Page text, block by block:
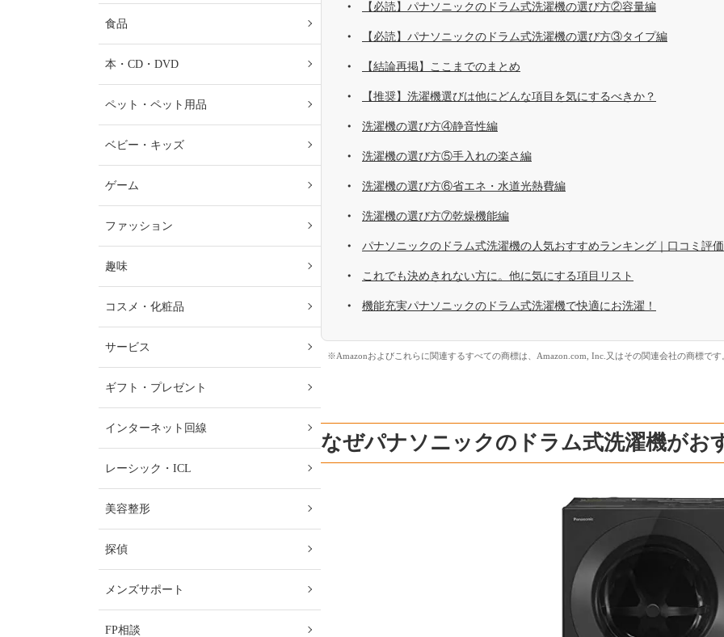
【必読】パナソニックのドラム式洗濯機の選び方②容量編
【必読】パナソニックのドラム式洗濯機の選び方③タイプ編
【結論再掲】ここまでのまとめ
【推奨】洗濯機選びは他にどんな項目を気にするべきか？
洗濯機の選び方④静音性編
洗濯機の選び方⑤手入れの楽さ編
洗濯機の選び方⑥省エネ・水道光熱費編
洗濯機の選び方⑦乾燥機能編
パナソニックのドラム式洗濯機の人気おすすめランキング｜口コミ評価
これでも決めきれない方に。他に気にする項目リスト
機能充実パナソニックのドラム式洗濯機で快適にお洗濯！
※Amazonおよびこれらに関連するすべての商標は、Amazon.com, Inc.又はその関連会社の商標です
なぜパナソニックのドラム式洗濯機がお
食品
本・CD・DVD
ペット・ペット用品
ベビー・キッズ
ゲーム
ファッション
趣味
コスメ・化粧品
サービス
ギフト・プレゼント
インターネット回線
レーシック・ICL
美容整形
探偵
メンズサポート
FP相談